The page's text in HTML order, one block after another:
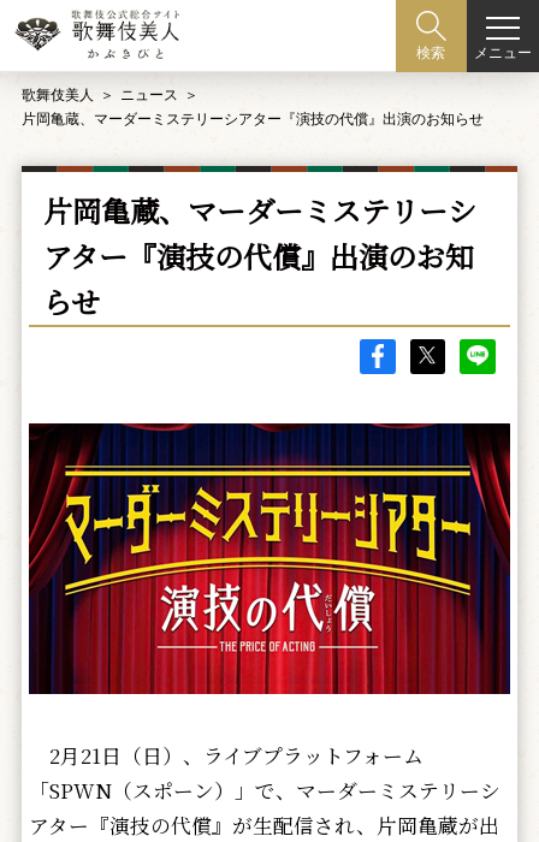
検索 メニュー
歌舞伎美人
ニュース
片岡亀蔵、マーダーミステリーシアター『演技の代償』出演のお知らせ
片岡亀蔵、マーダーミステリーシ
アター『演技の代償』出演のお知
らせ
2月21日（日）、ライブプラットフォーム
「SPWN（スポーン）」で、マーダーミステリーシ
アター『演技の代償』が生配信され、片岡亀蔵が出